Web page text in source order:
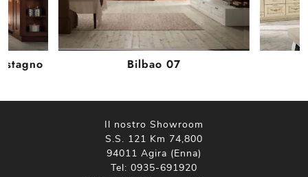
Bilbao 07
Il nostro Showroom
S.S. 121 Km 74,800
94011 Agira (Enna)
Tel: 0935-691920